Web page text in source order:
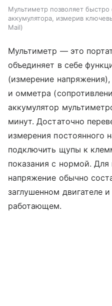
Мультиметр позволяет быстро
аккумулятора, измерив
Mail
Мультиметр — это
объединяет в себе
(измерение
и омметра
аккумулятор
минут. Достаточно
измерения постоянного
подключить щупы к
показания с нормой.
напряжение обычно
заглушенном двигателе
работающем.